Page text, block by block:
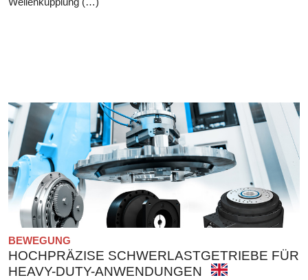
BEWEGUNG
HOCHPRÄZISE SCHWERLASTGETRIEBE FÜR
HEAVY-DUTY-ANWENDUNGEN